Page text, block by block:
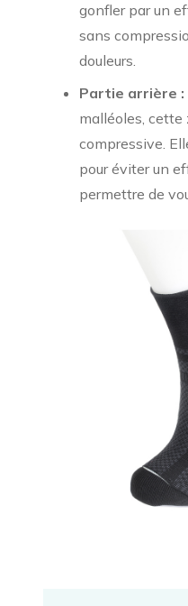
gonfler par un
sans
douleurs.
Partie arrière :
malléoles, cette
compressive.
pour éviter un
permettre de